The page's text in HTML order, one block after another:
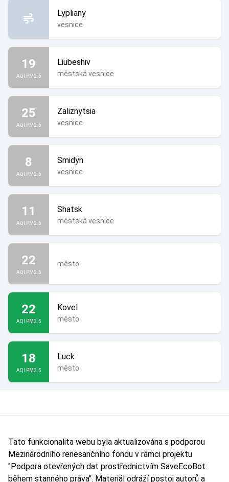
Lypliany
vesnice
19
AQI PM2.5
Liubeshiv
městská vesnice
25
AQI PM2.5
Zaliznytsia
vesnice
8
AQI PM2.5
Smidyn
vesnice
11
AQI PM2.5
Shatsk
městská vesnice
22
AQI PM2.5
město
22
AQI PM2.5
Kovel
město
18
AQI PM2.5
Luck
město
Tato funkcionalita webu byla aktualizována s podporou
Mezinárodního renesančního fondu v rámci projektu
"Podpora otevřených dat prostřednictvím SaveEcoBot
během stanného práva". Materiál odráží postoj autorů a